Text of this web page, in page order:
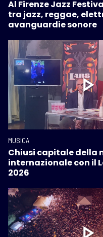
Al Firenze Jazz
tra jazz, reggae,
avanguardie sonore
MUSICA
Chiusi capitale della
internazionale con il
2026